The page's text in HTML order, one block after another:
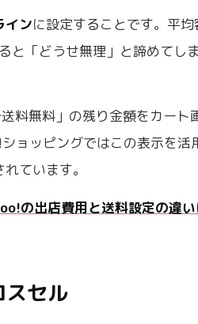
インに設定することです。平
「どうせ無理」と諦めてし
料無料」の残り金額をカート
ョッピングではこの表示を活
ています。
の出店費用と送料設定の違
セル